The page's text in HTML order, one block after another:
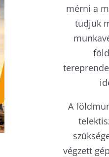
mérni a
tudjuk
A
végzett